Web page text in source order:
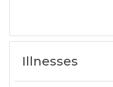
Illnesses